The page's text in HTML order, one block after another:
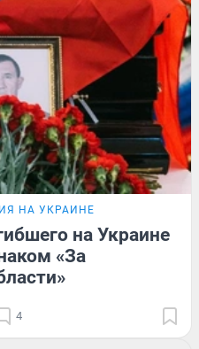
НА УКРАИНЕ
на Украине
«За
4